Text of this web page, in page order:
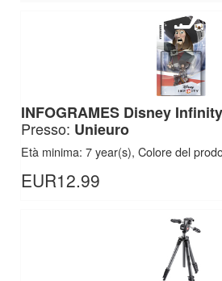
INFOGRAMES Disney
Presso: Unieuro
Età minima: 7 year(s), Colore del
EUR12.99